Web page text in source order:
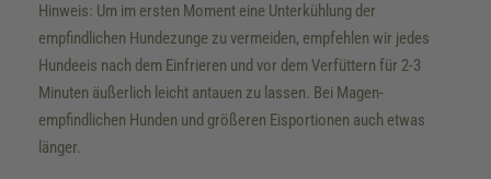
Hinweis: Um im ersten Moment eine Unterkühlung der
empfindlichen Hundezunge zu vermeiden, empfehlen wir jedes
Hundeeis nach dem Einfrieren und vor dem Verfüttern für 2-3
Minuten äußerlich leicht antauen zu lassen. Bei Magen-
empfindlichen Hunden und größeren Eisportionen auch etwas
länger.